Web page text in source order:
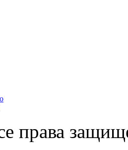
права